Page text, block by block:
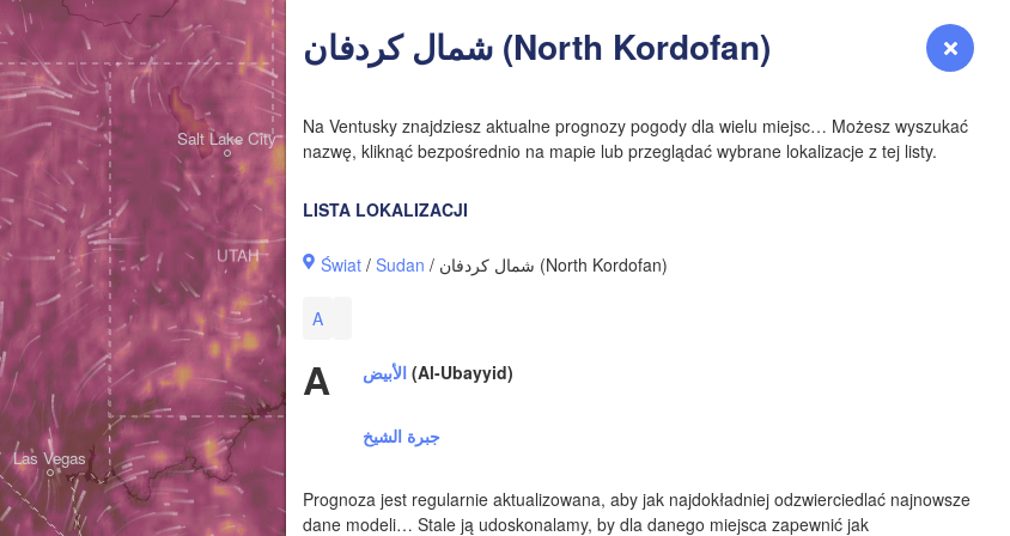
Zaloguj się Premium myVentusky Prognoza شمال كردفان‎ (North Kordofan)
Na Ventusky znajdziesz aktualne prognozy pogody dla wielu miejsc… Możesz wyszukać
nazwę, kliknąć bezpośrednio na mapie lub przeglądać wybrane lokalizacje z tej listy.
LISTA LOKALIZACJI
Świat /Sudan / شمال كردفان‎ (North Kordofan)
A
A الأبيض (Al-Ubayyid)
جبرة الشيخ
Prognoza jest regularnie aktualizowana, aby jak najdokładniej odzwierciedlać najnowsze
dane modeli… Stale ją udoskonalamy, by dla danego miejsca zapewnić jak
Las Vegas
Albuquerque
Salt Lake City
Amarillo
COLORADO
UTAH